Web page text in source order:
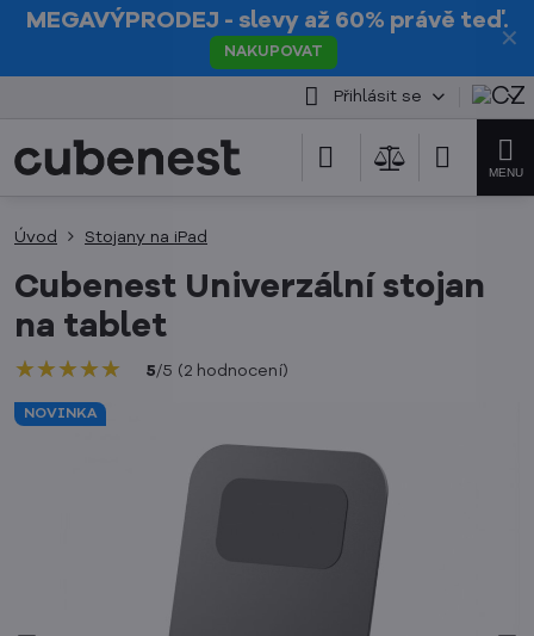
✕
MEGAVÝPRODEJ - slevy až 60% právě teď.
NAKUPOVAT
Přihlásit se
NOVINKA
Úvod Stojany na iPad
Cubenest Univerzální stojan
na tablet
★★★★★
★★★★★
★★★★★ 5/5 (2 hodnocení)